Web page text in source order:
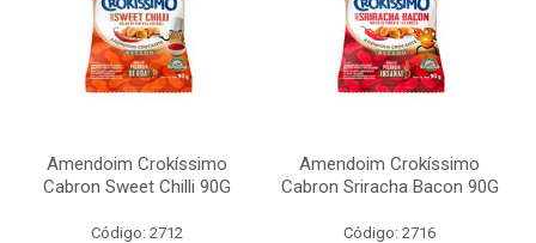
Amendoim Crokíssimo
Cabron Sweet Chilli 90G
Código: 2712
Amendoim Crokíssimo
Cabron Sriracha Bacon 90G
Código: 2716